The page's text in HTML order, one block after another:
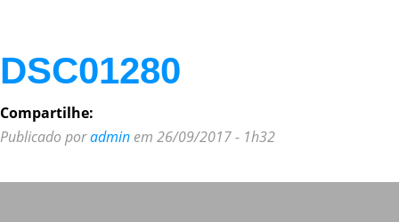
DSC01280
Compartilhe:
Publicado poradmin em 26/09/2017 - 1h32